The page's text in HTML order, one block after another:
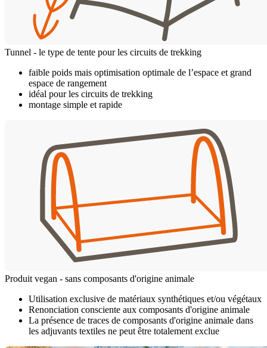
Tunnel - le type de tente pour les circuits de trekking
faible poids mais optimisation optimale de l’espace et grand
espace de rangement
idéal pour les circuits de trekking
montage simple et rapide
Produit vegan - sans composants d'origine animale
Utilisation exclusive de matériaux synthétiques et/ou végétaux
Renonciation consciente aux composants d'origine animale
La présence de traces de composants d'origine animale dans
les adjuvants textiles ne peut être totalement exclue